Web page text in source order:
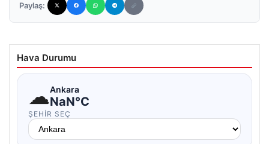
Paylaş:
Hava Durumu
☁Ankara
NaN°C
ŞEHIR SEÇ